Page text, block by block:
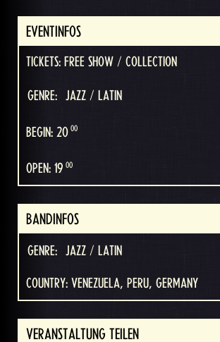
EVENTINFOS
TICKETS: FREE SHOW / COLLECTION
GENRE: JAZZ / LATIN
BEGIN: 20 00
OPEN: 19 00
BANDINFOS
GENRE: JAZZ / LATIN
COUNTRY: VENEZUELA, PERU, GERMANY
VERANSTALTUNG TEILEN